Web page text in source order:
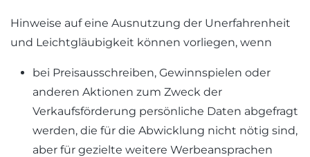
Hinweise auf eine Ausnutzung der Unerfahrenheit
und Leichtgläubigkeit können vorliegen, wenn
bei Preisausschreiben, Gewinnspielen oder
anderen Aktionen zum Zweck der
Verkaufsförderung persönliche Daten abgefragt
werden, die für die Abwicklung nicht nötig sind,
aber für gezielte weitere Werbeansprachen